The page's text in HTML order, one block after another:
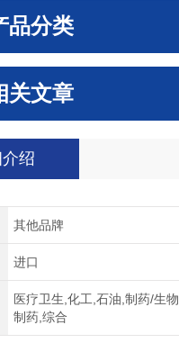
品分类
关文章
绍
其他品牌
进口
医疗卫生,化工,石油,制药/生物
制药,综合